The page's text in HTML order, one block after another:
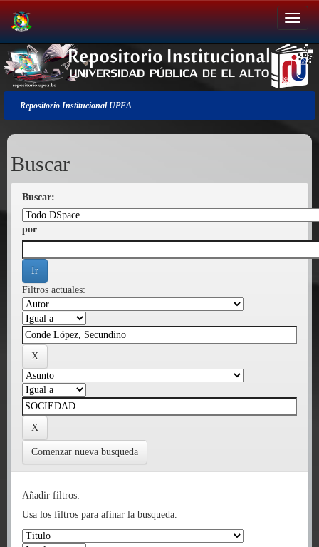
Salir
de
la
navegación
Repositorio Institucional UPEA
Buscar
Buscar:
por
Filtros actuales:
Comenzar nueva busqueda
Añadir filtros:
Usa los filtros para afinar la busqueda.